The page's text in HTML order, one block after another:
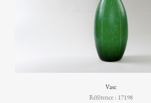
Vase
Référence : 17198